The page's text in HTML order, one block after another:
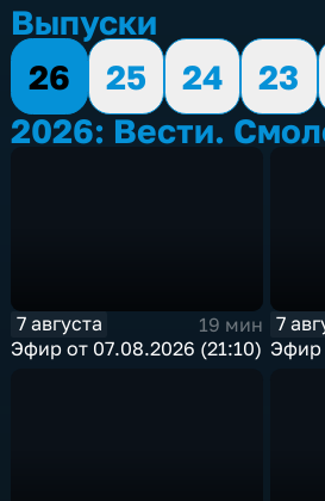
Выпуски
26
25 24 23
2026: Вести.
7 августа
19 мин
Эфир от 07.08.2026 (21:10)
7
Эфир